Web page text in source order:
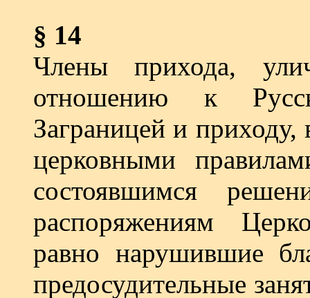
§ 14
Члены прихода,
отношению к
Заграницей и
церковными
состоявшимся
распоряжениям
равно нарушившие
предосудительные